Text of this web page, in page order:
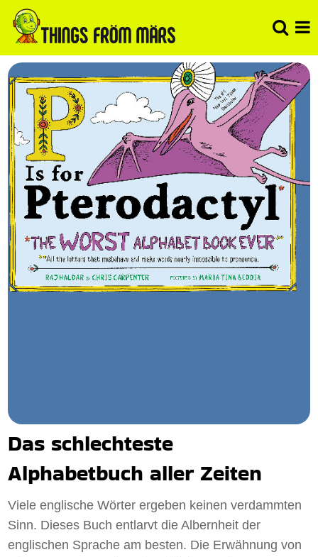
Das schlechteste
Alphabetbuch aller Zeiten
Viele englische Wörter ergeben keinen verdammten
Sinn. Dieses Buch entlarvt die Albernheit der
englischen Sprache am besten. Die Erwähnung von